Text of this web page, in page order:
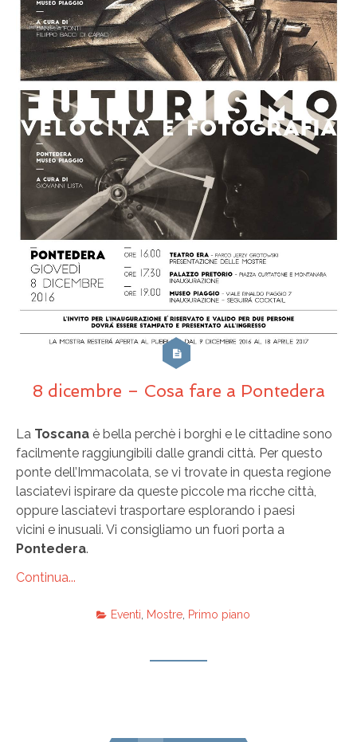
8 dicembre – Cosa fare a Pontedera
La Toscana è bella perchè i borghi e le cittadine sono
facilmente raggiungibili dalle grandi città. Per questo
ponte dell’Immacolata, se vi trovate in questa regione
lasciatevi ispirare da queste piccole ma ricche città,
oppure lasciatevi trasportare esplorando i paesi
vicini e inusuali. Vi consigliamo un fuori porta a
Pontedera.
Continua...
Eventi Mostre Primo piano